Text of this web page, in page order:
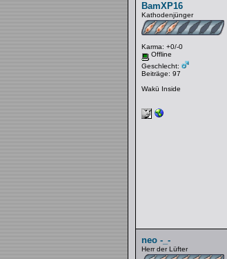
BamXP16
Kathodenjünger
Karma: +0/-0
Offline
Geschlecht:
Beiträge: 97
Wakü Inside
neo -_-
Herr der Lüfter